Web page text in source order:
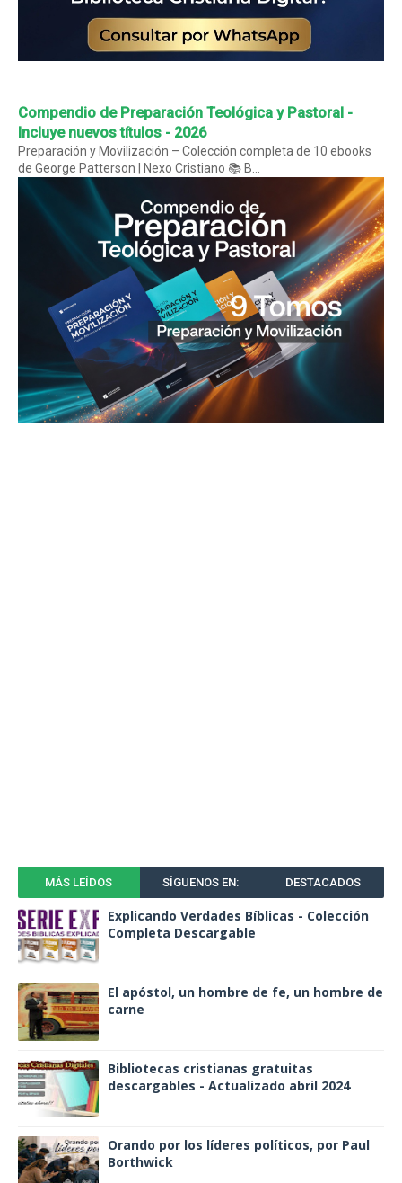
Compendio de Preparación Teológica y Pastoral -
Incluye nuevos títulos - 2026
Preparación y Movilización – Colección completa de 10 ebooks
de George Patterson | Nexo Cristiano 📚 B...
MÁS LEÍDOS SÍGUENOS EN: DESTACADOS
Explicando Verdades Bíblicas - Colección
Completa Descargable
El apóstol, un hombre de fe, un hombre de
carne
Bibliotecas cristianas gratuitas
descargables - Actualizado abril 2024
Orando por los líderes políticos, por Paul
Borthwick